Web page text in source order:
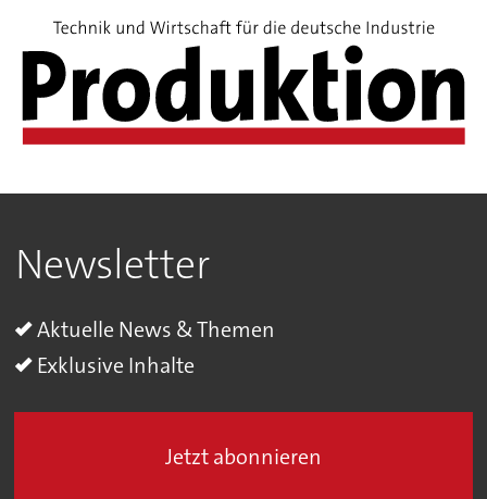
Newsletter
Aktuelle News & Themen
Exklusive Inhalte
Jetzt abonnieren